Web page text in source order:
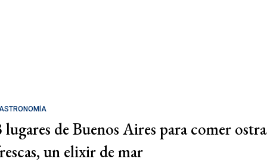
lugares de Buenos Aires para comer
un elixir de mar